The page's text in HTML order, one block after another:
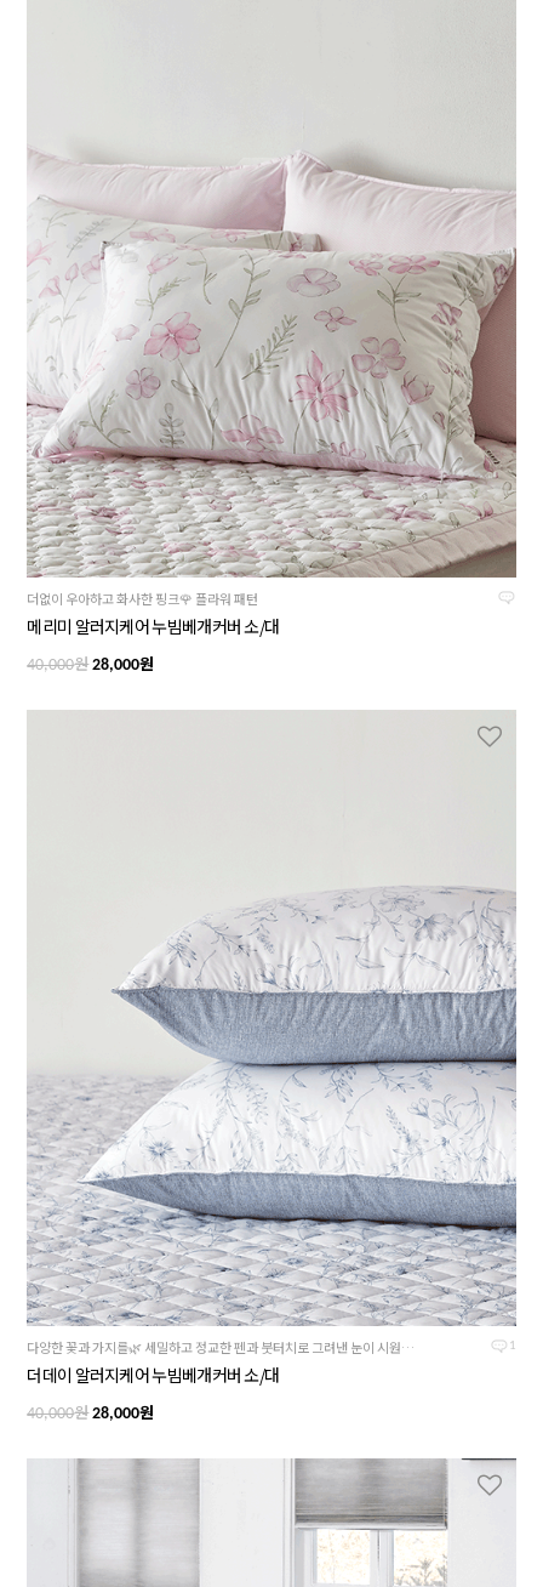
더없이 우아하고 화사한 핑크🌹 플라워 패턴
메리미 알러지케어 누빔베개커버 소/대
40,000원28,000원
1
다양한 꽃과 가지를🌿 세밀하고 정교한 펜과 붓터치로 그려낸 눈이 시원한 더데이 시리즈
더데이 알러지케어 누빔베개커버 소/대
40,000원28,000원